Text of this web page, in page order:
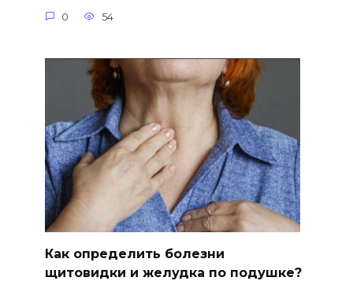
0 54
Как определить болезни
щитовидки и желудка по подушке?